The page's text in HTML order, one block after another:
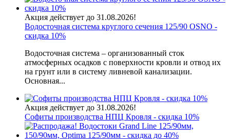
Акция действует до 31.08.2026!
Водосточная система круглого сечения 125/90 OSNO -
скидка 10%
Водосточная система – организованный сток
атмосферных осадков с поверхности кровли и отвод их
на грунт или в систему ливневой канализации.
Основная...
Акция действует до 31.08.2026!
Софиты производства НПЦ Кровля - скидка 10%